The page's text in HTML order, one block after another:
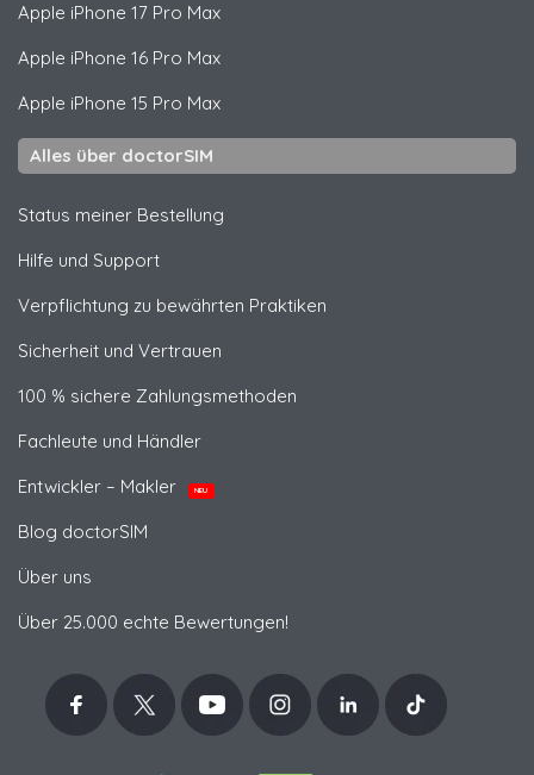
Apple iPhone 17 Pro Max
Apple iPhone 16 Pro Max
Apple iPhone 15 Pro Max
Alles über doctorSIM
Status meiner Bestellung
Hilfe und Support
Verpflichtung zu bewährten Praktiken
Sicherheit und Vertrauen
100 % sichere Zahlungsmethoden
Fachleute und Händler
Entwickler – Makler
NEU
Blog doctorSIM
Über uns
Über 25.000 echte Bewertungen!